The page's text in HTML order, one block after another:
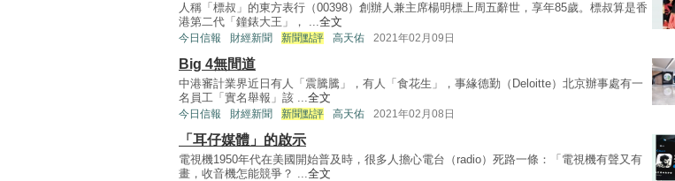
人稱「標叔」的東方表行（00398）創辦人兼主席楊明標上周五辭世，享年85歲。標叔算是香
港第二代「鐘錶大王」， ...全文
今日信報 財經新聞 新聞點評 高天佑 2021年02月09日
Big 4無間道
中港審計業界近日有人「震騰騰」，有人「食花生」，事緣德勤（Deloitte）北京辦事處有一
名員工「實名舉報」該 ...全文
今日信報 財經新聞 新聞點評 高天佑 2021年02月08日
「耳仔媒體」的啟示
電視機1950年代在美國開始普及時，很多人擔心電台（radio）死路一條：「電視機有聲又有
畫，收音機怎能競爭？ ...全文